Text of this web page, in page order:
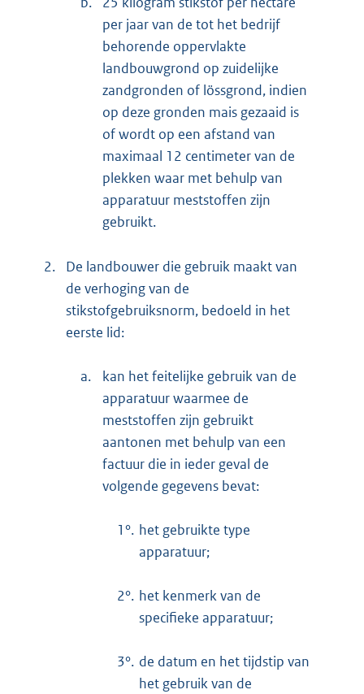
per jaar van de tot het bedrijf
behorende oppervlakte
landbouwgrond op zuidelijke
zandgronden of lössgrond, indien
op deze gronden mais gezaaid is
of wordt op een afstand van
maximaal 12 centimeter van de
plekken waar met behulp van
apparatuur meststoffen zijn
gebruikt.
2.
De landbouwer die gebruik maakt van
de verhoging van de
stikstofgebruiksnorm, bedoeld in het
eerste lid:
a.
kan het feitelijke gebruik van de
apparatuur waarmee de
meststoffen zijn gebruikt
aantonen met behulp van een
factuur die in ieder geval de
volgende gegevens bevat:
1°. het gebruikte type
apparatuur;
2°. het kenmerk van de
specifieke apparatuur;
3°. de datum en het tijdstip van
het gebruik van de